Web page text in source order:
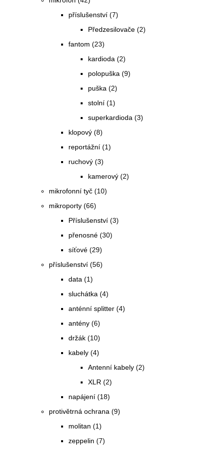
příslušenství (7)
Předzesilovače (2)
fantom (23)
kardioda (2)
polopuška (9)
puška (2)
stolní (1)
superkardioda (3)
klopový (8)
reportážní (1)
ruchový (3)
kamerový (2)
mikrofonní tyč (10)
mikroporty (66)
Příslušenství (3)
přenosné (30)
síťové (29)
příslušenství (56)
data (1)
sluchátka (4)
anténní splitter (4)
antény (6)
držák (10)
kabely (4)
Antenní kabely (2)
XLR (2)
napájení (18)
protivětrná ochrana (9)
molitan (1)
zeppelin (7)